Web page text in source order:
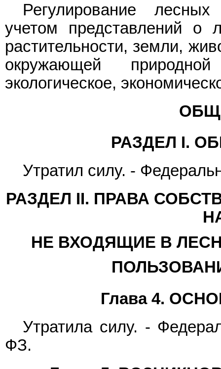
Регулирование
учетом представлений о
растительности, земли,
окружающей
экологическое,
РАЗДЕЛ I.
Утратил силу. -
РАЗДЕЛ II. ПРАВА
НЕ ВХОДЯЩИЕ В
Глава 4.
Утратила силу. -
ФЗ.